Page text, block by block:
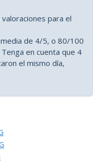
para el
de 4/5, o 80/100
Tenga en cuenta que 4
el mismo día,